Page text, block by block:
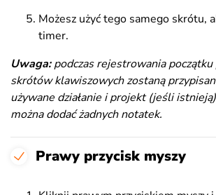
Możesz użyć tego samego skrótu,
timer.
Uwaga:podczas rejestrowania początku
skrótów klawiszowych zostaną
używane działanie i projekt (jeśli
można dodać żadnych notatek.
Prawy przycisk myszy